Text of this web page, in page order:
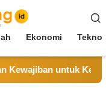
Ekonomi
untuk Kegiatan